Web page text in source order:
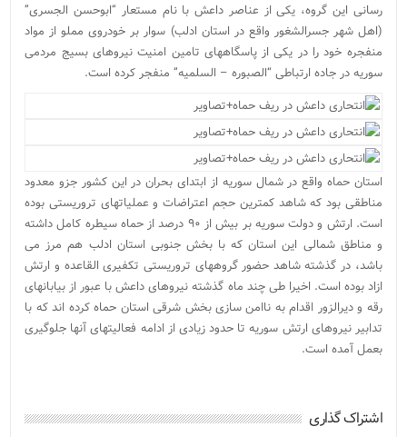
رسانی این گروه، یکی از عناصر داعش با نام مستعار “ابوحسن الجسری”
(اهل شهر جسرالشغور واقع در استان ادلب) سوار بر خودروی مملو از مواد
منفجره خود را در یکی از پاسگاههای تامین امنیت نیروهای بسیج مردمی
سوریه در جاده ارتباطی “الصبوره – السلمیه” منفجر کرده است.
استان حماه واقع در شمال سوریه از ابتدای بحران در این کشور جزو معدود
مناطقی بود که شاهد کمترین حجم اعتراضات و عملیاتهای تروریستی بوده
است. ارتش و دولت سوریه بر بیش از ۹۰ درصد از حماه سیطره کامل داشته
و مناطق شمالی این استان که با بخش جنوبی استان ادلب هم مرز می
باشد، در گذشته شاهد حضور گروههای تروریستی تکفیری القاعده و ارتش
ازاد بوده است. اخیرا طی چند ماه گذشته نیروهای داعش با عبور از بیابانهای
رقه و دیرالزور اقدام به ناامن سازی بخش شرقی استان حماه کرده اند که با
تدابیر نیروهای ارتش سوریه تا حدود زیادی از ادامه فعالیتهای آنها جلوگیری
بعمل آمده است.
اشتراک گذاری